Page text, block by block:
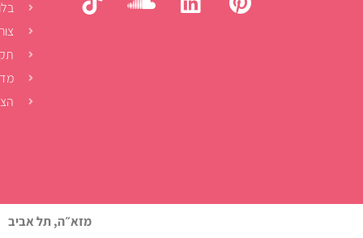
מזא״ה, תל אביב